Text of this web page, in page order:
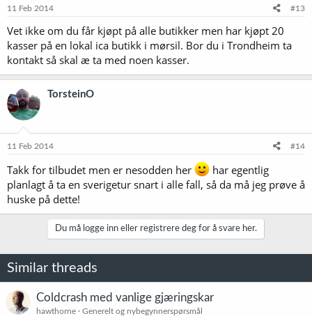
11 Feb 2014 #13
Vet ikke om du får kjøpt på alle butikker men har kjøpt 20
kasser på en lokal ica butikk i mørsil. Bor du i Trondheim ta
kontakt så skal æ ta med noen kasser.
TorsteinO
11 Feb 2014 #14
Takk for tilbudet men er nesodden her
har egentlig
planlagt å ta en sverigetur snart i alle fall, så da må jeg prøve å
huske på dette!
Du må logge inn eller registrere deg for å svare her.
Similar threads
Coldcrash med vanlige gjæringskar
hawthorne
Generelt og nybegynnerspørsmål